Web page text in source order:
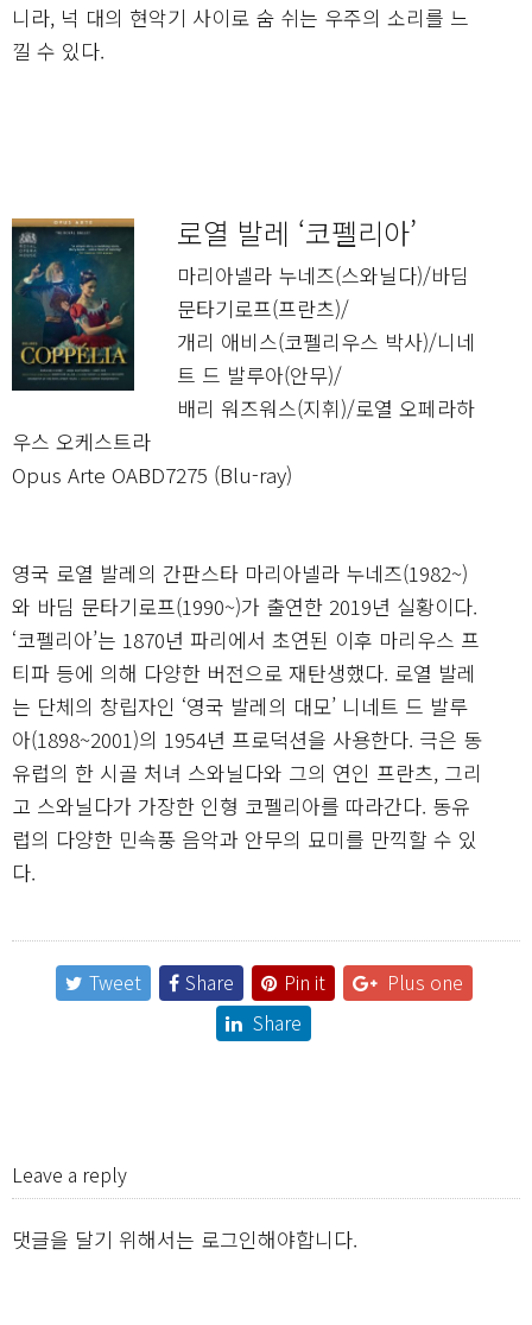
니라, 넉 대의 현악기 사이로 숨 쉬는 우주의 소리를 느
낄 수 있다.
로열 발레 ‘코펠리아’
마리아넬라 누네즈(스와닐다)/바딤
문타기로프(프란츠)/
개리 애비스(코펠리우스 박사)/니네
트 드 발루아(안무)/
배리 워즈워스(지휘)/로열 오페라하
우스 오케스트라
Opus Arte OABD7275 (Blu-ray)
영국 로열 발레의 간판스타 마리아넬라 누네즈(1982~)
와 바딤 문타기로프(1990~)가 출연한 2019년 실황이다.
‘코펠리아’는 1870년 파리에서 초연된 이후 마리우스 프
티파 등에 의해 다양한 버전으로 재탄생했다. 로열 발레
는 단체의 창립자인 ‘영국 발레의 대모’ 니네트 드 발루
아(1898~2001)의 1954년 프로덕션을 사용한다. 극은 동
유럽의 한 시골 처녀 스와닐다와 그의 연인 프란츠, 그리
고 스와닐다가 가장한 인형 코펠리아를 따라간다. 동유
럽의 다양한 민속풍 음악과 안무의 묘미를 만끽할 수 있
다.
Tweet Share Pin it
Plus one
Share
Leave a reply
댓글을 달기 위해서는 로그인해야합니다.